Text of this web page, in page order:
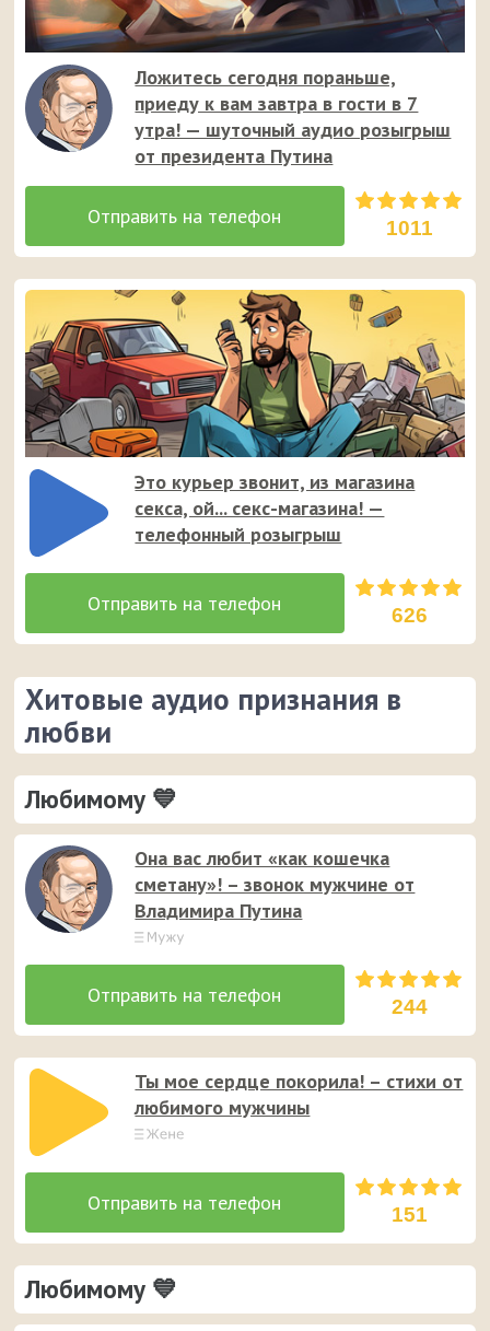
Ложитесь сегодня пораньше,
приеду к вам завтра в гости в 7
утра! — шуточный аудио розыгрыш
от президента Путина
1011
Это курьер звонит, из магазина
секса, ой... секс-магазина! —
телефонный розыгрыш
626
Хитовые аудио признания в
любви
Любимому 💙
Она вас любит «как кошечка
сметану»! – звонок мужчине от
Владимира Путина
244
Ты мое сердце покорила! – стихи от
любимого мужчины
151
Любимому 💙